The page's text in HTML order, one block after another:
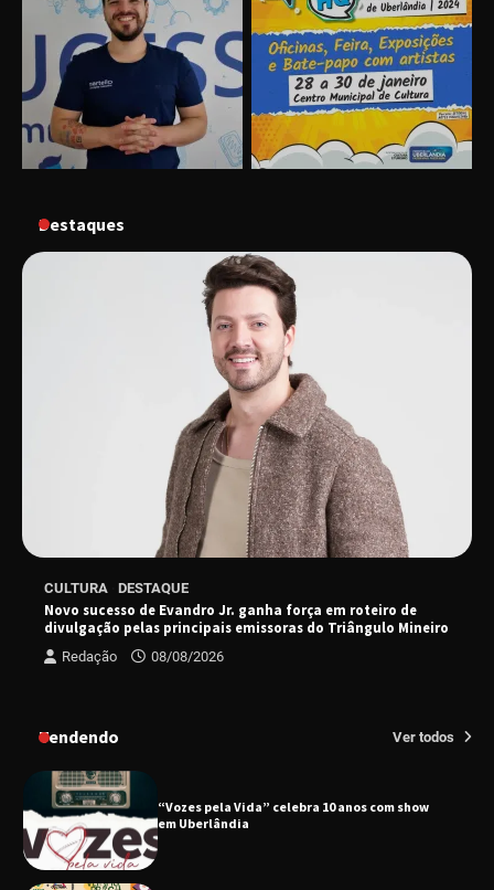
Destaques
CULTURA DESTAQUE
Novo sucesso de Evandro Jr. ganha força em roteiro de
divulgação pelas principais emissoras do Triângulo Mineiro
Redação 08/08/2026
Tendendo Ver todos
“Vem pra Praça!” reunirá arte, cultura e
gastronomia de Uberlândia em dois dias de
evento gratuito
“Uma prosa de valor” é o tema da roda de
conversa com o diretor e a produtora do
espetáculo Bárbara
sucesso absoluto em 2025
Senac em Uberlândia oferece curso gratuito
de Tricologia e Terapia Capilar
Uberlândia recebe em agosto turnê de 30 anos
do Grupo Soweto
EMCANTAR estreia espetáculo de lançamento
do novo álbum Abraço no Planeta
“Vozes pela Vida” celebra 10 anos com show
em Uberlândia